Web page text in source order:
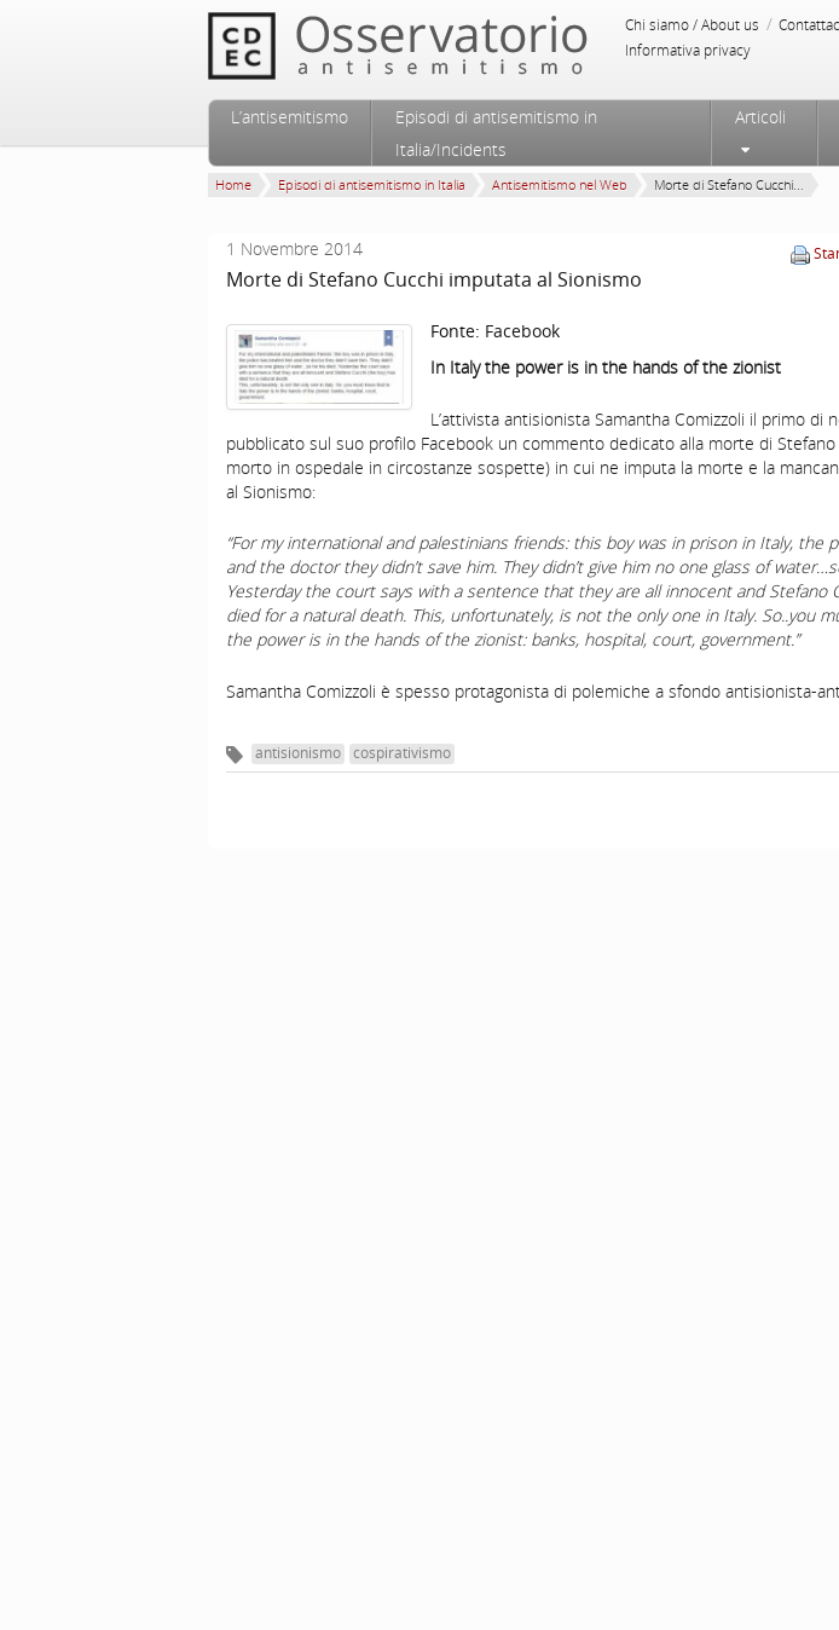
Chi siamo / About us /
Informativa privacy
Menu principale
Vai al contenuto principale
Vai al contenuto secondario
L’antisemitismo
Episodi di antisemitismo in
Italia/Incidents
Articoli
Home Episodi di antisemitismo in Italia Antisemitismo nel Web Morte di Stefano Cucchi...
1 Novembre 2014
Morte di Stefano Cucchi imputata al Sionismo
Fonte: Facebook
In Italythe power is in the hands of the zionist
L’attivista antisionista Samantha Comizzoli il primo di
pubblicato sul suo profilo Facebook un commento dedicato alla morte di Stefano
morto in ospedale in circostanze sospette) in cui ne imputa la morte e la
al Sionismo:
“For my international and palestinians friends: this boy was in prison in Italy, the
and the doctor they didn’t save him. They didn’t give him no one glass of
Yesterday the court says with a sentence that they are all innocent and Stefano
died for a natural death. This, unfortunately, is not the only one in Italy. So..you
the power is in the hands of the zionist: banks, hospital, court, government.”
Samantha Comizzoli è spesso protagonista di polemiche a sfondo antisionista-
antisionismo cospirativismo